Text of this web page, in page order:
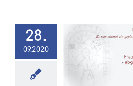
28.
09.2020
großes
Jahr